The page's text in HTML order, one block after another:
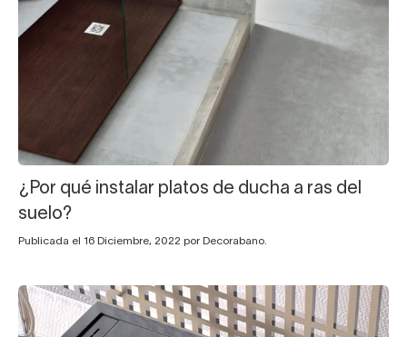
¿Por qué instalar platos de ducha a ras del
suelo?
Publicada el 16 Diciembre, 2022 por Decorabano.